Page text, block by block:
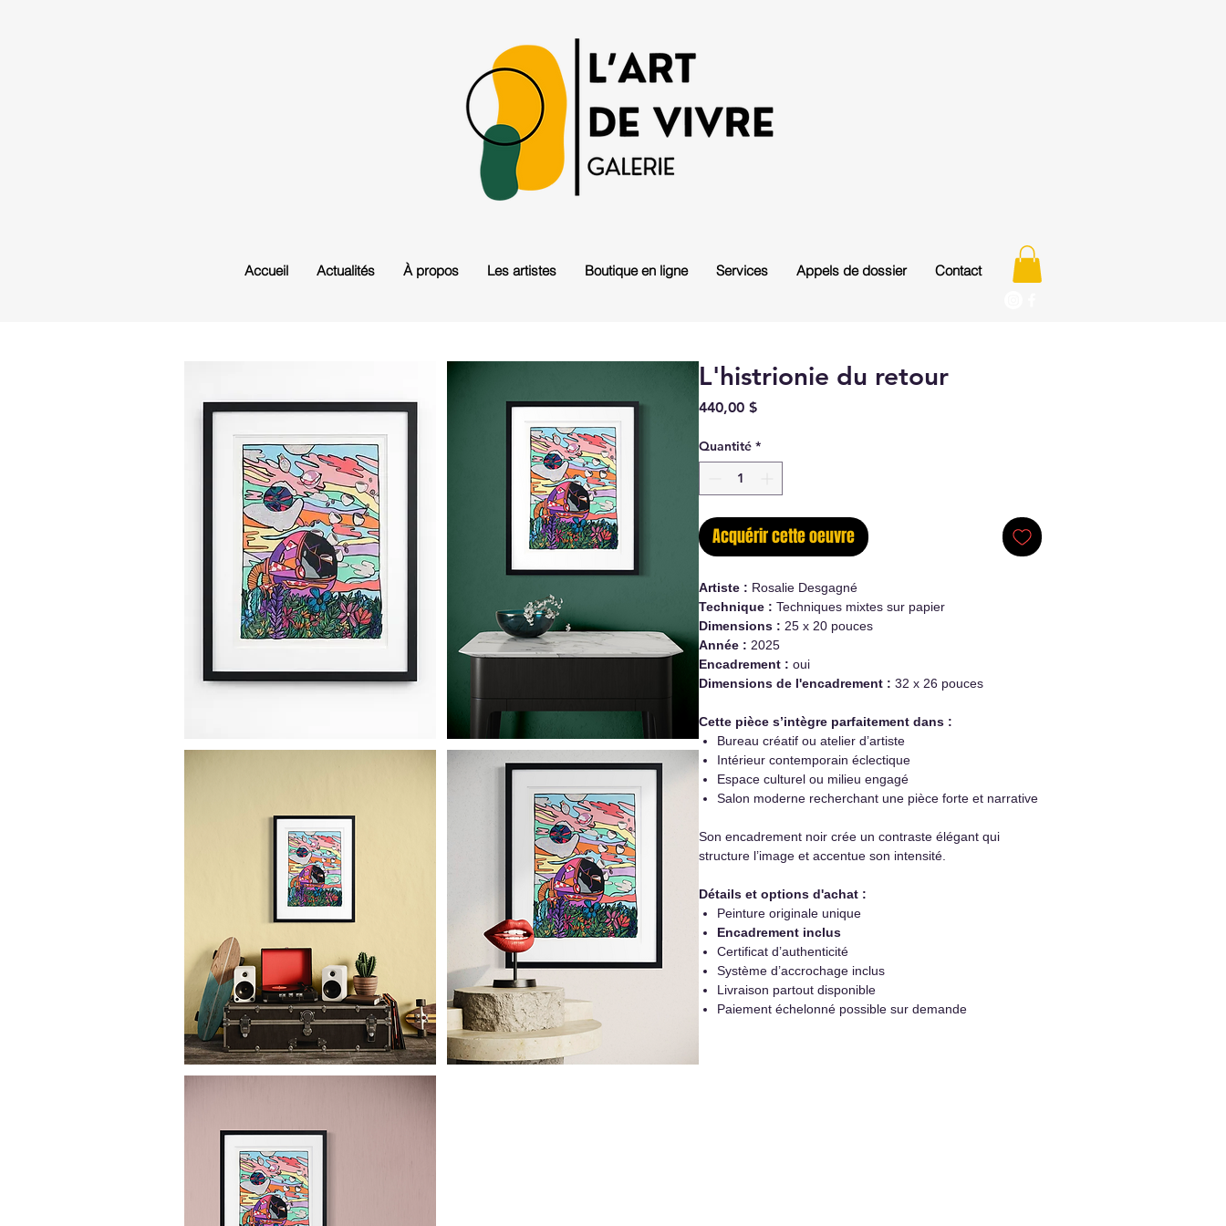
Accueil Actualités À propos Les artistes Boutique en ligne Services Appels de dossier Contact
L'histrionie du retour
440,00 $Prix
Quantité *
Acquérir cette oeuvre
Artiste : Rosalie Desgagné
Technique : Techniques mixtes sur papier
Dimensions : 25 x 20 pouces
Année : 2025
Encadrement : oui
Dimensions de l'encadrement : 32 x 26 pouces
Cette pièce s’intègre parfaitement dans :
Bureau créatif ou atelier d’artiste
Intérieur contemporain éclectique
Espace culturel ou milieu engagé
Salon moderne recherchant une pièce forte et narrative
Son encadrement noir crée un contraste élégant qui
structure l’image et accentue son intensité.
Détails et options d'achat :
Peinture originale unique
Encadrement inclus
Certificat d’authenticité
Système d’accrochage inclus
Livraison partout disponible
Paiement échelonné possible sur demande